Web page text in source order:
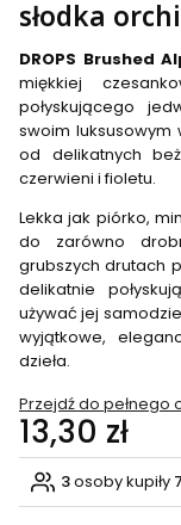
słodka
DROPS Brushed
miękkiej
połyskującego
swoim
od delikatnych
czerwieni i fioletu.
Lekka jak piórko,
do zarówno
grubszych drutach
delikatnie
używać jej
wyjątkowe,
dzieła.
Przejdź do pełnego
Cena
13,30 zł
3osoby kupiły